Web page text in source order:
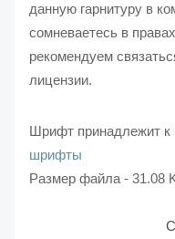
данную гарнитуру в
сомневаетесь в
рекомендуем
лицензии.
Шрифт принадлежит к
шрифты
Размер файла - 31.08